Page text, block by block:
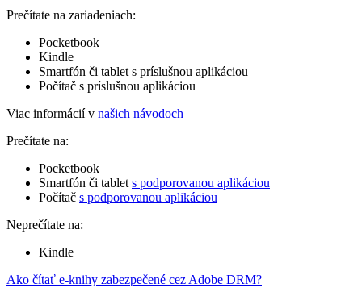
Prečítate na zariadeniach:
Pocketbook
Kindle
Smartfón či tablet s príslušnou aplikáciou
Počítač s príslušnou aplikáciou
Viac informácií v našich návodoch
Prečítate na:
Pocketbook
Smartfón či tablet s podporovanou aplikáciou
Počítač s podporovanou aplikáciou
Neprečítate na:
Kindle
Ako čítať e-knihy zabezpečené cez Adobe DRM?